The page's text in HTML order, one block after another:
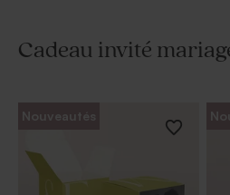
Cadeau invité
Nouveautés